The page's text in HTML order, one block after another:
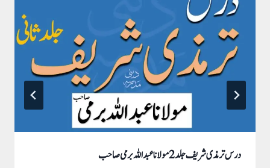
درس ترمذی شریف جلد 2 مولانا عبد اللہ برمی صاحب